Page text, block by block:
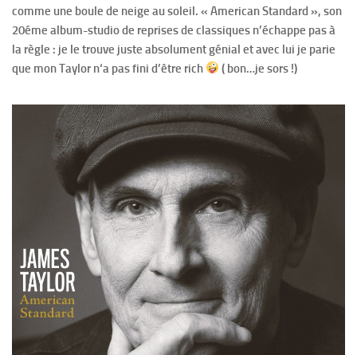
comme une boule de neige au soleil. « American Standard », son
20éme album-studio de reprises de classiques n’échappe pas à
la règle : je le trouve juste absolument génial et avec lui je parie
que mon Taylor n‘a pas fini d’être rich
( bon…je sors !)